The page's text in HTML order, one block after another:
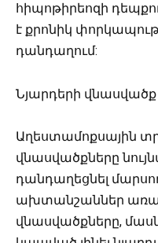
հիպոթիրեոզի
է քրոնիկ
դանդաղում:
Նյարդերի վնասվածք
Աղեստամոքսային
վնասվածքները
դանդաղեցնել
ախտանշաններ
վնասվածքները,